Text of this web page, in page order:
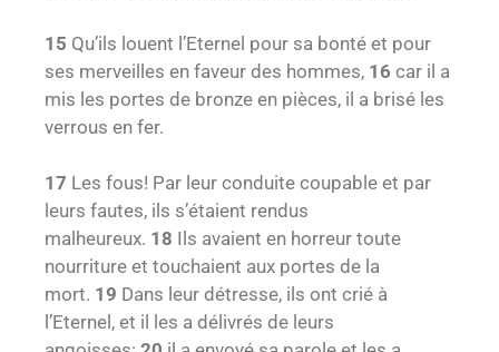
15 Qu’ils louent l’Eternel pour sa bonté et pour
ses merveilles en faveur des hommes, 16 car il a
mis les portes de bronze en pièces, il a brisé les
verrous en fer.
17 Les fous! Par leur conduite coupable et par
leurs fautes, ils s’étaient rendus
malheureux. 18 Ils avaient en horreur toute
nourriture et touchaient aux portes de la
mort. 19 Dans leur détresse, ils ont crié à
l’Eternel, et il les a délivrés de leurs